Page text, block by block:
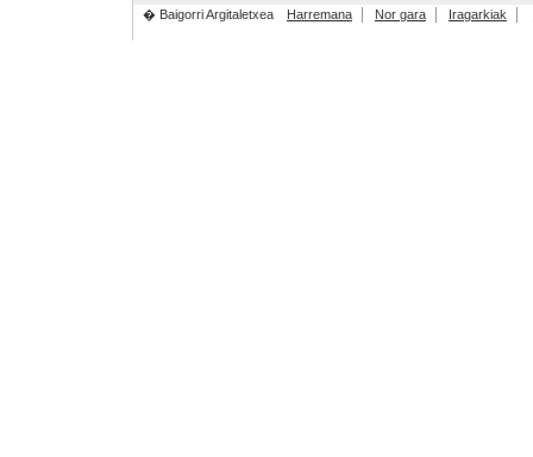
� Baigorri Argitaletxea
Harremana Nor gara Iragarkiak